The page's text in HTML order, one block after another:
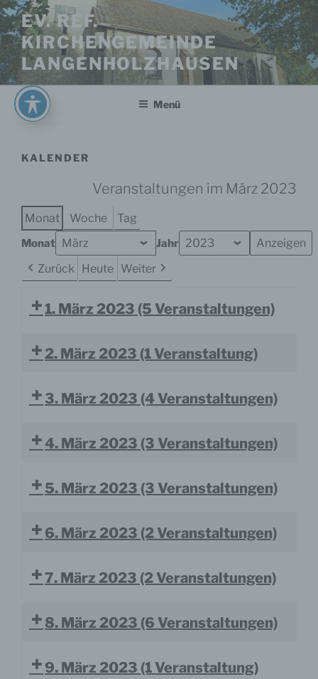
Zum
Inhalt
springen
EV. REF.
KIRCHENGEMEINDE
LANGENHOLZHAUSEN
Menü
KALENDER
Veranstaltungen im März 2023
Monat Woche Tag
Monat Jahr
Zurück Heute Weiter
1. März 2023 (5 Veranstaltungen)
2. März 2023 (1 Veranstaltung)
3. März 2023 (4 Veranstaltungen)
4. März 2023 (3 Veranstaltungen)
5. März 2023 (3 Veranstaltungen)
6. März 2023 (2 Veranstaltungen)
7. März 2023 (2 Veranstaltungen)
8. März 2023 (6 Veranstaltungen)
9. März 2023 (1 Veranstaltung)